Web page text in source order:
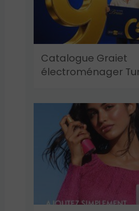
Catalogue Graiet
électroménager